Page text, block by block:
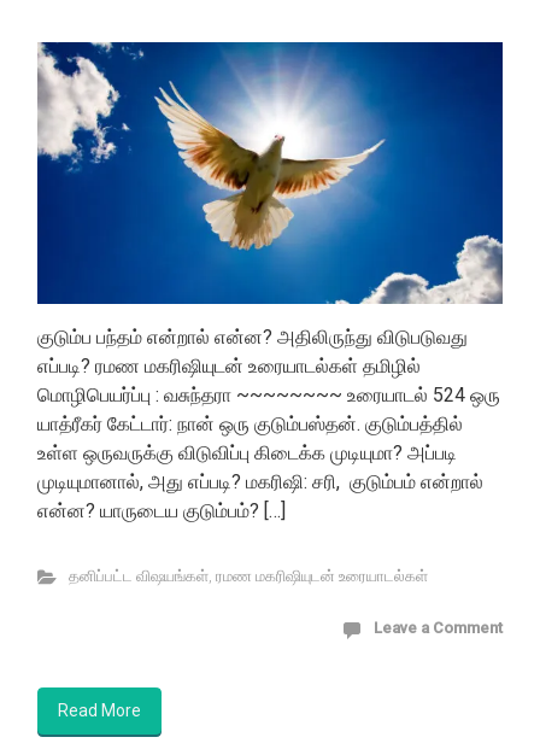
குடும்ப பந்தம் என்றால் என்ன? அதிலிருந்து விடுபடுவது
எப்படி? ரமண மகரிஷியுடன் உரையாடல்கள் தமிழில்
மொழிபெயர்ப்பு : வசுந்தரா ~~~~~~~~ உரையாடல் 524 ஒரு
யாத்ரீகர் கேட்டார்: நான் ஒரு குடும்பஸ்தன். குடும்பத்தில்
உள்ள ஒருவருக்கு விடுவிப்பு கிடைக்க முடியுமா? அப்படி
முடியுமானால், அது எப்படி? மகரிஷி: சரி, குடும்பம் என்றால்
என்ன? யாருடைய குடும்பம்? […]
தனிப்பட்ட விஷயங்கள், ரமண மகரிஷியுடன் உரையாடல்கள்
Leave a Comment
Read More